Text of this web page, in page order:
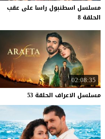
مسلسل اسطنبول راسا على عقب
الحلقة 8
02:08:35
مسلسل الاعراف الحلقة 53